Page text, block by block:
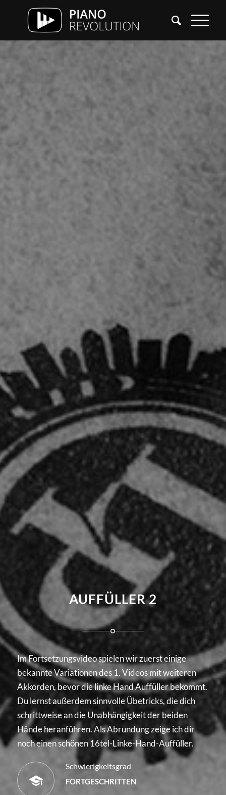
AUFFÜLLER 2
Im Fortsetzungsvideo spielen wir zuerst einige
bekannte Variationen des 1. Videos mit weiteren
Akkorden, bevor die linke Hand Auffüller bekommt.
Du lernst außerdem sinnvolle Übetricks, die dich
schrittweise an die Unabhängigkeit der beiden
Hände heranführen. Als Abrundung zeige ich dir
noch einen schönen 16tel-Linke-Hand-Auffüller.
Schwierigkeitsgrad
FORTGESCHRITTEN